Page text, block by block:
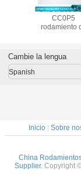
CRBS 1008
CC0P5
rodamiento
fabricado en
Cambie la lengua
Spanish
Inicio| Sobre
China
Supplier. Copyright